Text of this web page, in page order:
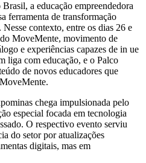
a educação empreendedora
ferramenta de transformação
contexto, entre os dias 26 e
MoveMente, movimento de
e experiências capazes de in ue
liga com educação, e o Palco
de novos educadores que
chega impulsionada pelo
especial focada em tecnologia
O respectivo evento serviu
do setor por atualizações
digitais, mas em